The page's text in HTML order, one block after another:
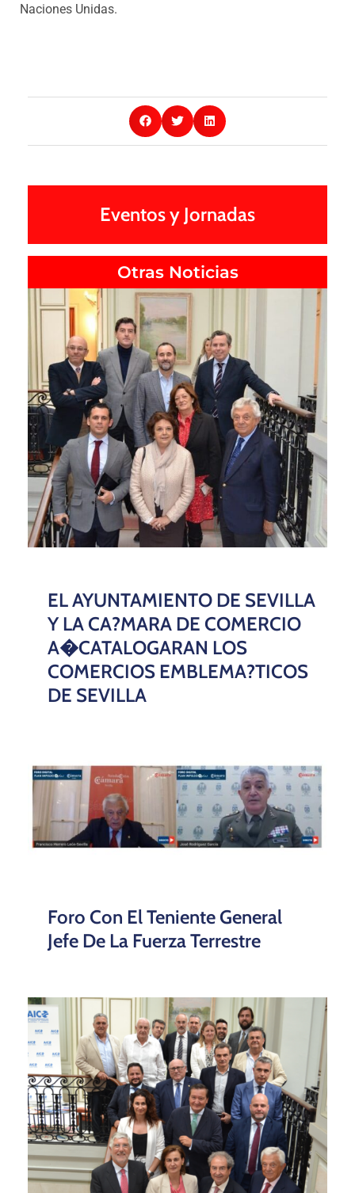
Naciones Unidas.
Eventos y Jornadas
Otras Noticias
EL AYUNTAMIENTO DE SEVILLA
Y LA CA?MARA DE COMERCIO
A�CATALOGARAN LOS
COMERCIOS EMBLEMA?TICOS
DE SEVILLA
Foro Con El Teniente General
Jefe De La Fuerza Terrestre